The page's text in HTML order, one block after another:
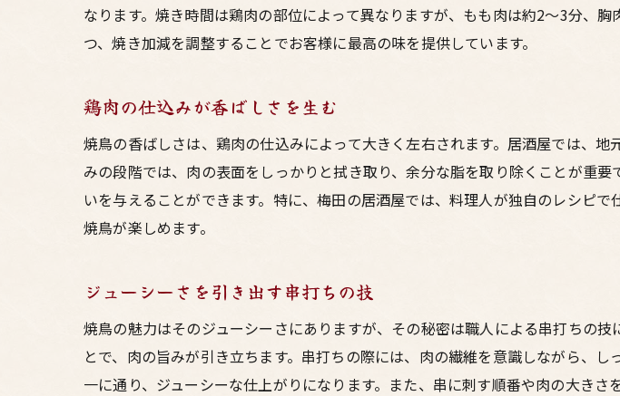
焼鳥文化の歴史と進
居酒屋が紡ぐコミュ
焼鳥と共に過ごす特
訪れる人を惹きつ
なります。焼き時間は鶏肉の部位によって異なりますが、もも肉は約2～3分、
つ、焼き加減を調整することでお客様に最高の味を提供しています。
鶏肉の仕込みが香ばしさを生む
焼鳥の香ばしさは、鶏肉の仕込みによって大きく左右されます。居酒屋では、
みの段階では、肉の表面をしっかりと拭き取り、余分な脂を取り除くことが重
いを与えることができます。特に、梅田の居酒屋では、料理人が独自のレシピ
焼鳥が楽しめます。
ジューシーさを引き出す串打ちの技
焼鳥の魅力はそのジューシーさにありますが、その秘密は職人による串打ちの
とで、肉の旨みが引き立ちます。串打ちの際には、肉の繊維を意識しながら、
一に通り、ジューシーな仕上がりになります。また、串に刺す順番や肉の大き